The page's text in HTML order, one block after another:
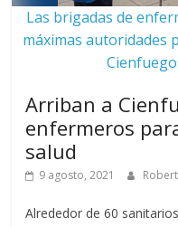
Las brigadas de
máximas autoridades
Arriban a
enfermeros
salud
9 agosto, 2021
Alrededor de 60